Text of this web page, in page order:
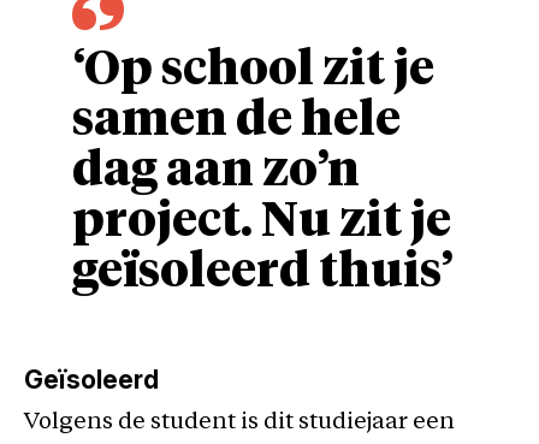
‘Op school zit je
samen de hele
dag aan zo’n
project. Nu zit je
geïsoleerd thuis’
Geïsoleerd
Volgens de student is dit studiejaar een